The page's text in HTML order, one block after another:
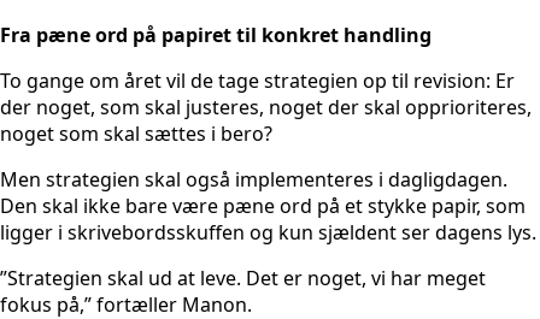
Fra pæne ord på papiret til konkret handling
To gange om året vil de tage strategien op til revision: Er
der noget, som skal justeres, noget der skal opprioriteres,
noget som skal sættes i bero?
Men strategien skal også implementeres i dagligdagen.
Den skal ikke bare være pæne ord på et stykke papir, som
ligger i skrivebordsskuffen og kun sjældent ser dagens lys.
”Strategien skal ud at leve. Det er noget, vi har meget
fokus på,” fortæller Manon.